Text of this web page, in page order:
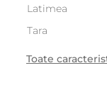
Latimea
Tara
Sezonalitate
Toate